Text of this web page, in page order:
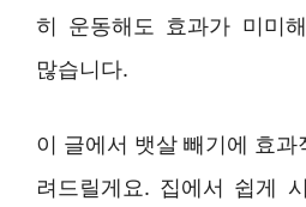
히 운동해도 효과가 미미
많습니다.
이 글에서 뱃살 빼기에 효
려드릴게요. 집에서 쉽게